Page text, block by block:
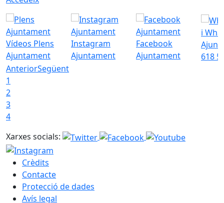
Vídeos Plens
Ajuntament
Instagram
Ajuntament
Facebook
Ajuntament
i
618
AnteriorSegüent
1
2
3
4
Xarxes socials:
Crèdits
Contacte
Protecció de dades
Avís legal